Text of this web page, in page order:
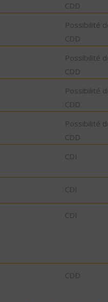
CDD
Possibilité
CDD
Possibilité
CDD
Possibilité
CDD
Possibilité
CDD
CDI
CDI
CDI
CDD